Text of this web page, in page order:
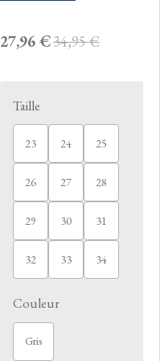
27,96 €34,95 €
Taille
23 24 25
26 27 28
29 30 31
32 33 34
Couleur
Gris